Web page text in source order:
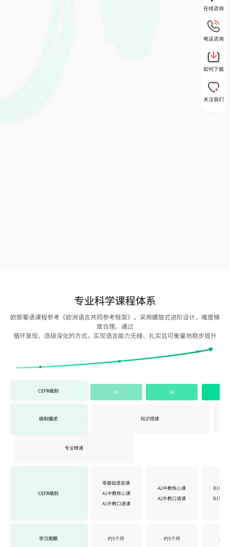
专业科学课程体系
欧那葡语课程参考《欧洲语言共同参考框架》，采用螺旋式进阶设计，难度梯
度合理。通过
循环复现、逐级深化的方式，实现语言能力无缝、扎实且可衡量地稳步提升
CEFR级别 A1 A2
级别描述 知识搭建
专业精通
CEFR级别
零基础语音课
A1中教核心课
A1外教口语课
A2中教核心课
A2外教口语课
B1中教
B1外教
学习周期 约5个月 约5个月 约5
在线咨询
电话咨询
如何下载
关注我们